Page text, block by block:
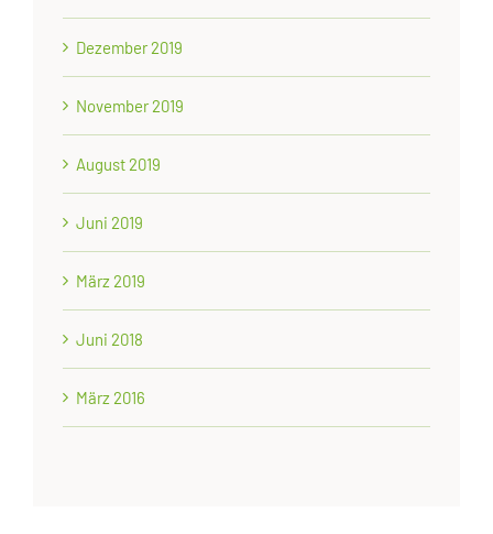
Dezember 2019
November 2019
August 2019
Juni 2019
März 2019
Juni 2018
März 2016